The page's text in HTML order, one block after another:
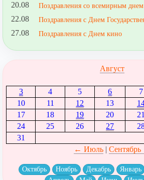
20.08 Поздравления со всемирным
22.08 Поздравления с Днем
27.08 Поздравления с Днем кино
Август
3
4 5 6 7
10
11 12 13
17
18 19 20 21
24
25 26 27
31
← Июль|
Октябрь Ноябрь Декабрь Январь